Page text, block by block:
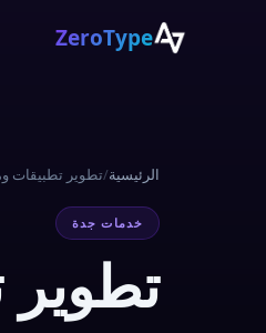
ZeroType
الرئيسية/تطوير تطبيقات
خدمات جدة